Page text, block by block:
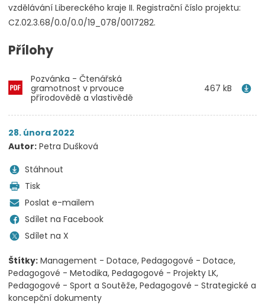
vzdělávání Libereckého kraje II. Registrační číslo projektu:
CZ.02.3.68/0.0/0.0/19_078/0017282.
Přílohy
Pozvánka - Čtenářská
gramotnost v prvouce
přírodovědě a vlastivědě
467 kB
28. února 2022
Autor: Petra Dušková
Stáhnout
Tisk
Poslat e-mailem
Sdílet na Facebook
Sdílet na X
Štítky: Management - Dotace Pedagogové - Dotace
Pedagogové - Metodika Pedagogové - Projekty LK
Pedagogové - Sport a Soutěže Pedagogové - Strategické a
koncepční dokumenty